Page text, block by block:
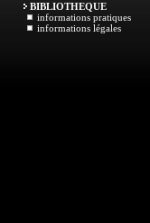
BIBLIOTHEQUE
informations pratiques
informations légales